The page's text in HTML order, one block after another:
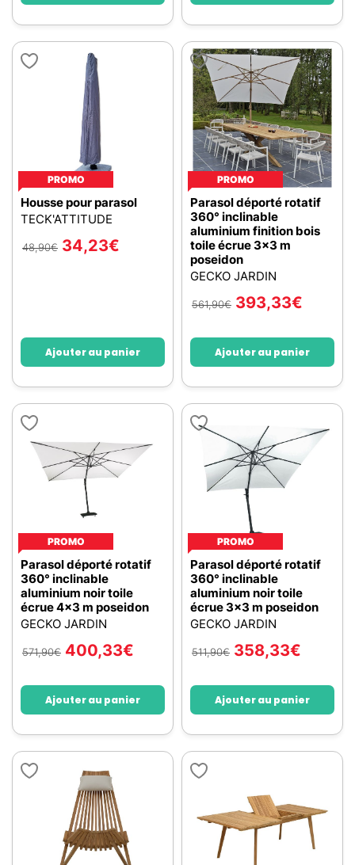
PROMO
Housse pour parasol
TECK'ATTITUDE
48,90€ 34,23€
Ajouter au panier
PROMO
Parasol déporté rotatif
360° inclinable
aluminium finition bois
toile écrue 3x3 m
poseidon
GECKO JARDIN
561,90€ 393,33€
Ajouter au panier
PROMO
Parasol déporté rotatif
360° inclinable
aluminium noir toile
écrue 4x3 m poseidon
GECKO JARDIN
571,90€ 400,33€
Ajouter au panier
PROMO
Parasol déporté rotatif
360° inclinable
aluminium noir toile
écrue 3x3 m poseidon
GECKO JARDIN
511,90€ 358,33€
Ajouter au panier